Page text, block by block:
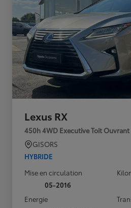
Lexus RX
450h 4WD Executive Toit
GISORS
HYBRIDE
Mise en circulation
05-2016
Energie